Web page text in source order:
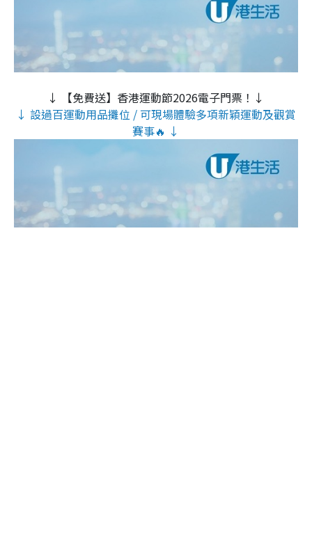
↓ 【免費送】香港運動節2026電子門票！↓
↓ 設過百運動用品攤位 / 可現場體驗多項新穎運動及觀賞
賽事🔥 ↓